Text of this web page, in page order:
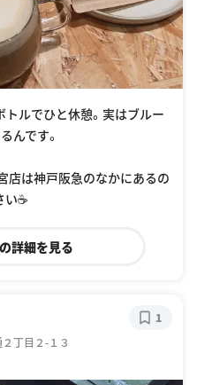
トルでひと休憩。実はブルー
んです。
店は神戸阪急のなかにあるの
い☕️
詳細を見る
丁目２-１３
1